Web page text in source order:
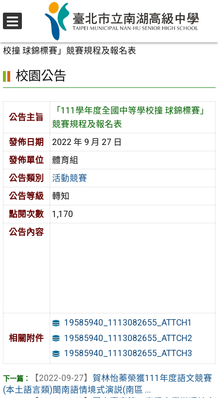
至
要
區
校園公告
校撞 球錦標賽」競賽規程及報名表
校園公告
公告主旨
「111學年度全國中等學校撞 球錦標賽」
競賽規程及報名表
發佈日期
2022 年 9 月 27 日
發佈單位
體育組
公告類別
活動競賽
公告等級
轉知
點閱次數
1,170
公告內容
相關附件
19585940_1113082655_ATTCH1
19585940_1113082655_ATTCH2
19585940_1113082655_ATTCH3
【2022-09-27】 賀林怡蓁榮獲111年度語文競賽
(本土語言類)閩南語情境式演説(南區 ...
選
單